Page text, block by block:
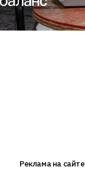
Реклама на сайте